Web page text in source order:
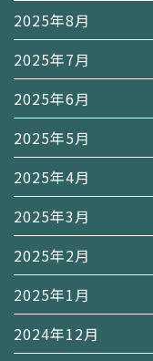
2025年8月
2025年7月
2025年6月
2025年5月
2025年4月
2025年3月
2025年2月
2025年1月
2024年12月